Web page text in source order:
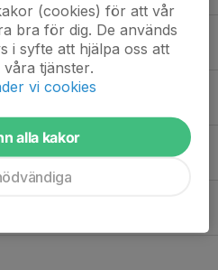
(cookies) för att vår
bra för dig. De används
i syfte att hjälpa oss att
tjänster.
vi cookies
alla kakor